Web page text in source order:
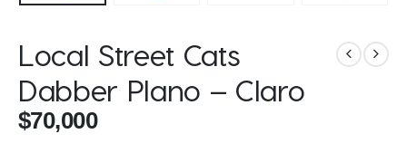
Local Street Cats
Dabber Plano – Claro
$70,000